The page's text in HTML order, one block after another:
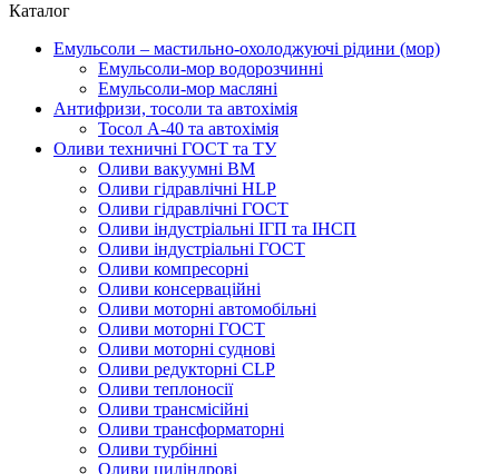
Каталог
Емульсоли – мастильно-охолоджуючі рідини (мор)
Емульсоли-мор водорозчинні
Емульсоли-мор масляні
Антифризи, тосоли та автохімія
Тосол А-40 та автохімія
Оливи техничні ГОСТ та ТУ
Оливи вакуумні ВМ
Оливи гідравлічні HLP
Оливи гідравлічні ГОСТ
Оливи індустріальні ІГП та ІНСП
Оливи індустріальні ГОСТ
Оливи компресорні
Оливи консерваційні
Оливи моторні автомобільні
Оливи моторні ГОСТ
Оливи моторні суднові
Оливи редукторні CLP
Оливи теплоносії
Оливи трансмісійні
Оливи трансформаторні
Оливи турбінні
Оливи циліндрові